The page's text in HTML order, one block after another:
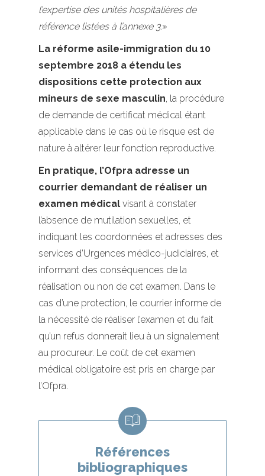
l’expertise des unités hospitalières de
référence listées à l’annexe 3.»
La réforme asile-immigration du 10
septembre 2018 a étendu les
dispositions cette protection aux
mineurs de sexe masculin, la procédure
de demande de certificat médical étant
applicable dans le cas où le risque est de
nature à altérer leur fonction reproductive.
En pratique, l’Ofpra adresse un
courrier demandant de réaliser un
examen médicalvisant à constater
l’absence de mutilation sexuelles, et
indiquant les coordonnées et adresses des
services d’Urgences médico-judiciaires, et
informant des conséquences de la
réalisation ou non de cet examen. Dans le
cas d’une protection, le courrier informe de
la nécessité de réaliser l’examen et du fait
qu’un refus donnerait lieu à un signalement
au procureur. Le coût de cet examen
médical obligatoire est pris en charge par
l’Ofpra.
Références
bibliographiques